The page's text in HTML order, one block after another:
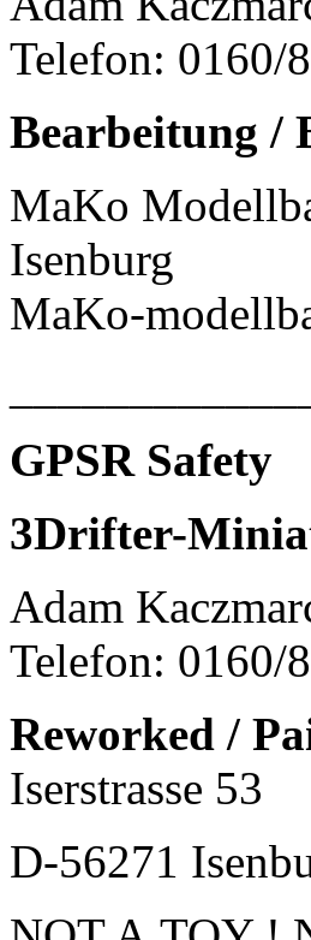
Telefon: 0160/
Bearbeitung /
MaKo
Isenburg
MaKo-
GPSR Safety
3Drifter-
Adam
Telefon: 0160/
Reworked /
Iserstrasse 53
D-56271